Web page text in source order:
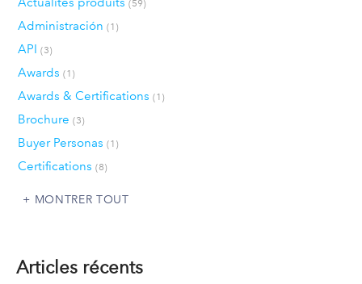
(59)
Administración (1)
API (3)
Awards (1)
Awards & Certifications (1)
Brochure (3)
Buyer Personas (1)
Certifications (8)
MONTRER TOUT
Articles récents